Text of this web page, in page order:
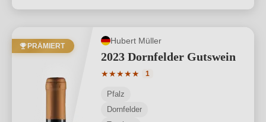
PRÄMIERT
Hubert Müller
2023 Dornfelder Gutswein
★★★★★
Durchschnittliche Bewertung von 5
1
Pfalz
Dornfelder